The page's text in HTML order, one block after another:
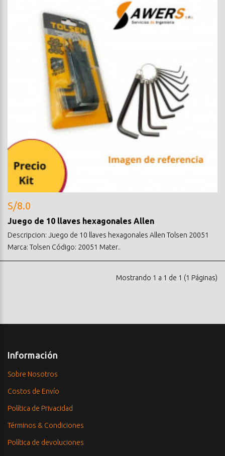
S/8.0
Juego de 10 llaves hexagonales Allen
Descripcion: Juego de 10 llaves hexagonales Allen Tolsen 20051
Marca: Tolsen Código: 20051 Mater..
Mostrando 1 a 1 de 1 (1 Páginas)
Información
Sobre Nosotros
Costos de Envío
Política de Privacidad
Términos & Condiciones
Política de devoluciones